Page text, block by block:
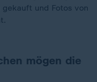
und Fotos von
mögen die